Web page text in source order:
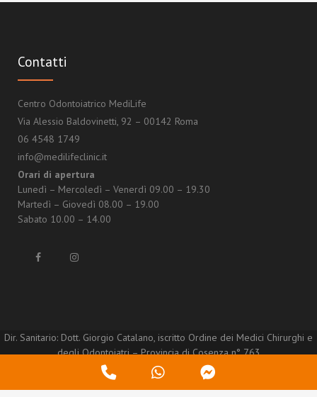
Contatti
Centro Odontoiatrico MediLife
Via Alessio Baldovinetti, 92 – 00142 Roma
06 4548 1749
info@medilifeclinic.it
Orari di apertura
Lunedì – Mercoledì – Venerdì 09.00 – 19.30
Martedì – Giovedì 08.00 – 19.00
Sabato 10.00 – 14.00
Dir. Sanitario: Dott. Giorgio Catalano, iscritto Ordine dei Medici Chirurghi e
degli Odontoiatri – Provincia di Cosenza n° 763
© Copyright – Smyroma S.r.l. – P.IVA/C.F. 11916521005 –
Cookie Policy
Phone
WhatsApp